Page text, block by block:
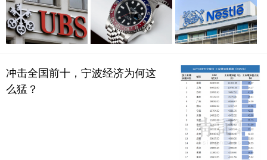
冲击全国前十，宁波经济为何这
么猛？